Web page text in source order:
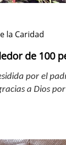
la Caridad
de 100
por el
a Dios